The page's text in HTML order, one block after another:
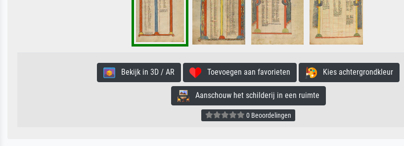
Bekijk in 3D / AR Toevoegen aan favorieten Kies achtergrondkleur
Aanschouw het schilderij in een ruimte
0 Beoordelingen